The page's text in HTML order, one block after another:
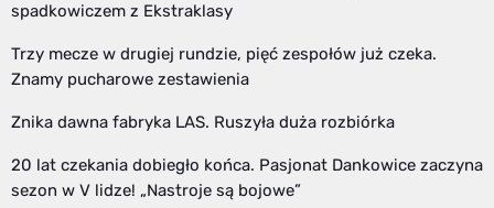
spadkowiczem z Ekstraklasy
Trzy mecze w drugiej rundzie, pięć zespołów już czeka.
Znamy pucharowe zestawienia
Znika dawna fabryka LAS. Ruszyła duża rozbiórka
20 lat czekania dobiegło końca. Pasjonat Dankowice zaczyna
sezon w V lidze! „Nastroje są bojowe”